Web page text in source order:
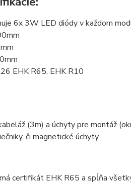
6x 3W LED diódy v každom
EHK R65, EHK R10
(3m) a úchyty pre montáž
či magnetické úchyty
certifikát EHK R65 a spĺňa